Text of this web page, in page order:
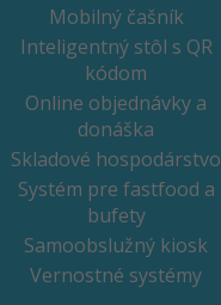
Mobilný čašník
Inteligentný stôl s QR
kódom
Online objednávky a
donáška
Skladové hospodárstvo
Systém pre fastfood a
bufety
Samoobslužný kiosk
Vernostné systémy